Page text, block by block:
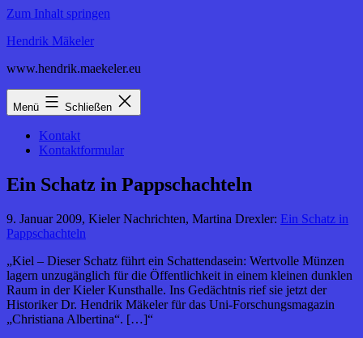
Zum Inhalt springen
Hendrik Mäkeler
www.hendrik.maekeler.eu
Menü Schließen
Kontakt
Kontaktformular
Ein Schatz in Pappschachteln
9. Januar 2009, Kieler Nachrichten, Martina Drexler: Ein Schatz in
Pappschachteln
„Kiel – Dieser Schatz führt ein Schattendasein: Wertvolle Münzen
lagern unzugänglich für die Öffentlichkeit in einem kleinen dunklen
Raum in der Kieler Kunsthalle. Ins Gedächtnis rief sie jetzt der
Historiker Dr. Hendrik Mäkeler für das Uni-Forschungsmagazin
„Christiana Albertina“. […]“